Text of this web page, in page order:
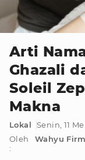
Arti
Ghazali
Soleil
Makna
Lokal
Senin, 11
Oleh
:
Wahyu